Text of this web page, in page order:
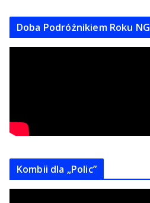
Doba Podróżnikiem Roku NG
Kombii dla „Polic”